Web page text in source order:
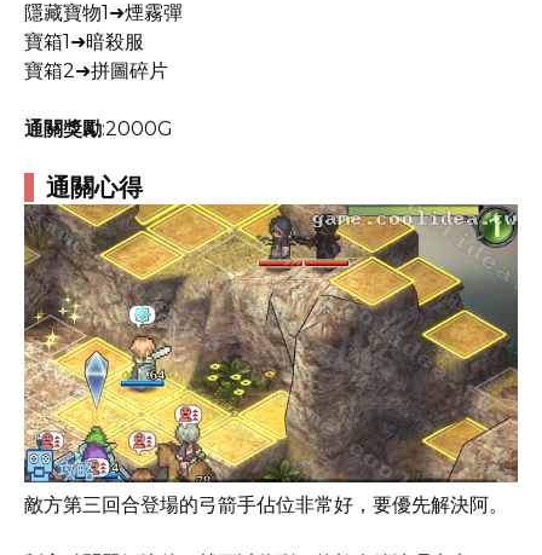
隱藏寶物1➜煙霧彈
寶箱1➜暗殺服
寶箱2➜拼圖碎片
通關獎勵:2000G
通關心得
敵方第三回合登場的弓箭手佔位非常好，要優先解決阿。